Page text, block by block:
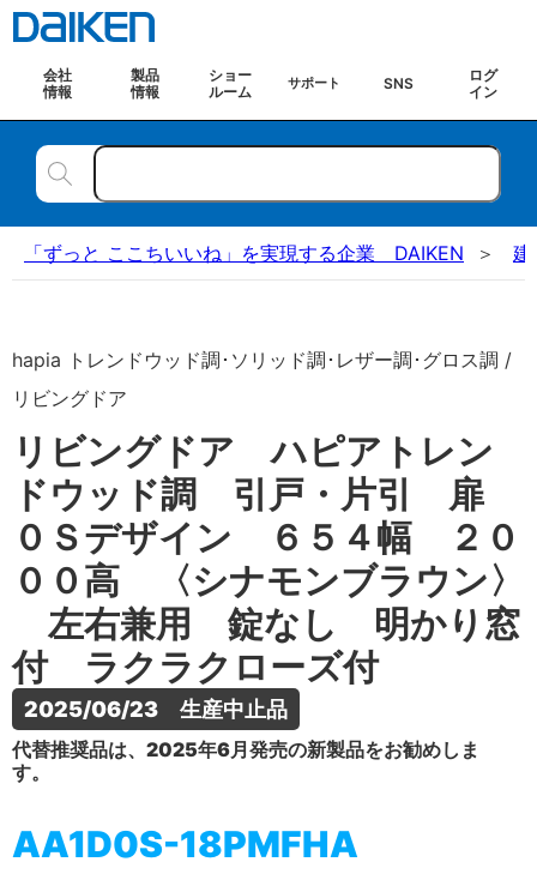
会社
情報
製品
情報
ショー
ルーム
サポート SNS
ログ
イン
「ずっと ここちいいね」を実現する企業 DAIKEN 建
hapia トレンドウッド調･ソリッド調･レザー調･グロス調 /
リビングドア
リビングドア ハピアトレン
ドウッド調 引戸・片引 扉
０Ｓデザイン ６５４幅 ２０
００高 〈シナモンブラウン〉
左右兼用 錠なし 明かり窓
付 ラクラクローズ付
2025/06/23　生産中止品
代替推奨品は、2025年6月発売の新製品をお勧めしま
す。
AA1D0S-18PMFHA